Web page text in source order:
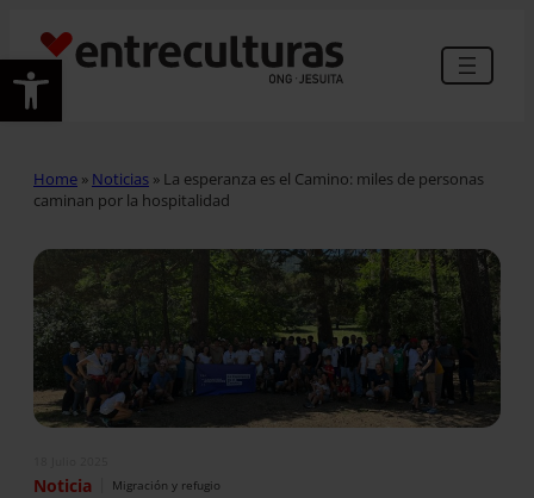
Abrir barra de herramientas
Home » Noticias » La esperanza es el Camino: miles de personas
caminan por la hospitalidad
Noticia Migración y refugio